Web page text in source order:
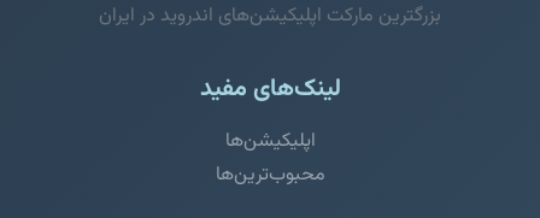
بزرگترین مارکت اپلیکیشن‌های اندروید در ایران
لینک‌های مفید
اپلیکیشن‌ها
محبوب‌ترین‌ها